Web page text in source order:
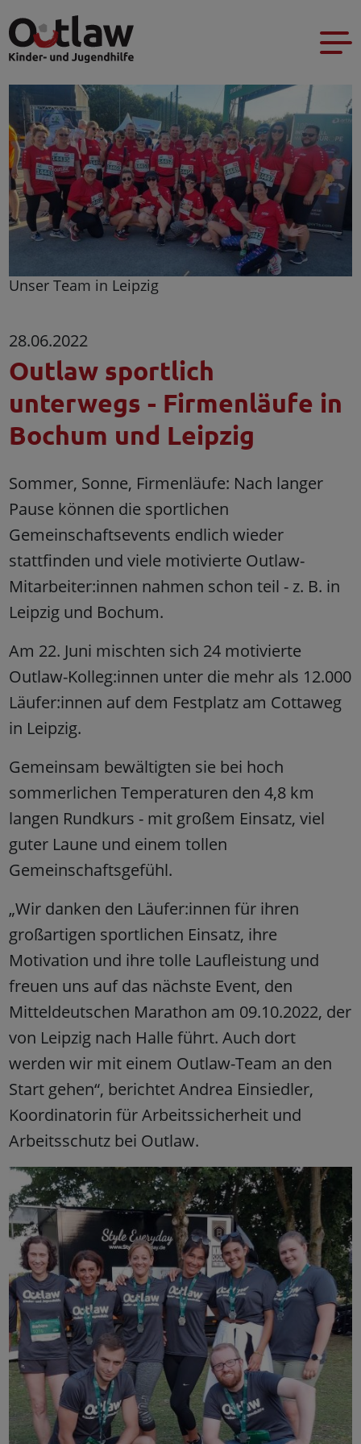
Unser Team in Leipzig
28.06.2022
Outlaw sportlich
unterwegs - Firmenläufe in
Bochum und Leipzig
Sommer, Sonne, Firmenläufe: Nach langer
Pause können die sportlichen
Gemeinschaftsevents endlich wieder
stattfinden und viele motivierte Outlaw-
Mitarbeiter:innen nahmen schon teil - z. B. in
Leipzig und Bochum.
Am 22. Juni mischten sich 24 motivierte
Outlaw-Kolleg:innen unter die mehr als 12.000
Läufer:innen auf dem Festplatz am Cottaweg
in Leipzig.
Gemeinsam bewältigten sie bei hoch
sommerlichen Temperaturen den 4,8 km
langen Rundkurs - mit großem Einsatz, viel
guter Laune und einem tollen
Gemeinschaftsgefühl.
„Wir danken den Läufer:innen für ihren
großartigen sportlichen Einsatz, ihre
Motivation und ihre tolle Laufleistung und
freuen uns auf das nächste Event, den
Mitteldeutschen Marathon am 09.10.2022, der
von Leipzig nach Halle führt. Auch dort
werden wir mit einem Outlaw-Team an den
Start gehen“, berichtet Andrea Einsiedler,
Koordinatorin für Arbeitssicherheit und
Arbeitsschutz bei Outlaw.